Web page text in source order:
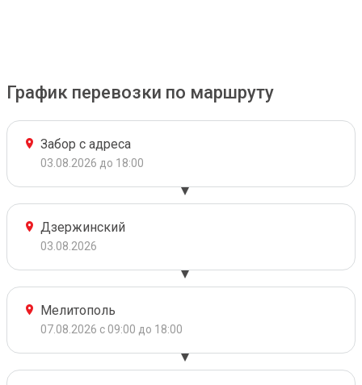
График перевозки по маршруту
Забор с адреса
03.08.2026 до 18:00
Дзержинский
03.08.2026
Мелитополь
07.08.2026 с 09:00 до 18:00